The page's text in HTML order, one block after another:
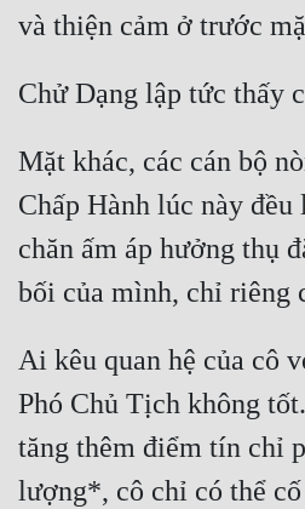
Tiểu Thuyết
Trinh Thám
Trùng Sinh
Trọng Sinh
Tội Phạm
Vô Địch
Võ Hiệp
và thiện cảm ở trước
Chử Dạng lập tức thấy
Mặt khác, các cán bộ
Chấp Hành lúc này đều
chăn ấm áp hưởng thụ
bối của mình, chỉ riêng
Ai kêu quan hệ của cô
Phó Chủ Tịch không
tăng thêm điểm tín chỉ
lượng*, cô chỉ có thể